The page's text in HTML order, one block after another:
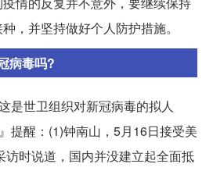
，并坚持做好个人防护措施。
病毒吗?
是世卫组织对新冠病毒的拟人
提醒：(1)钟南山，5月16日接受美
访时说道，国内并没建立起全面抵